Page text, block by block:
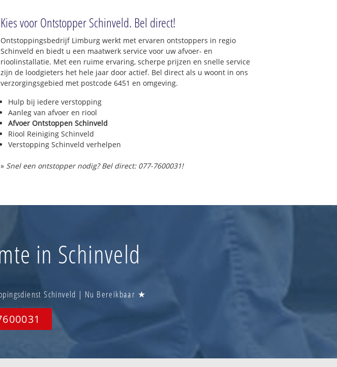
Kies voor Ontstopper Schinveld. Bel direct!
Ontstoppingsbedrijf Limburg werkt met ervaren ontstoppers in regio
Schinveld en biedt u een maatwerk service voor uw afvoer- en
rioolinstallatie. Met een ruime ervaring, scherpe prijzen en snelle service
zijn de loodgieters het hele jaar door actief. Bel direct als u woont in ons
verzorgingsgebied met postcode 6451 en omgeving.
Hulp bij iedere verstopping
Aanleg van afvoer en riool
Afvoer Ontstoppen Schinveld
Riool Reiniging Schinveld
Verstopping Schinveld verhelpen
» Snel een ontstopper nodig? Bel direct: 077-7600031!
in Schinveld
Schinveld | Nu Bereikbaar ★